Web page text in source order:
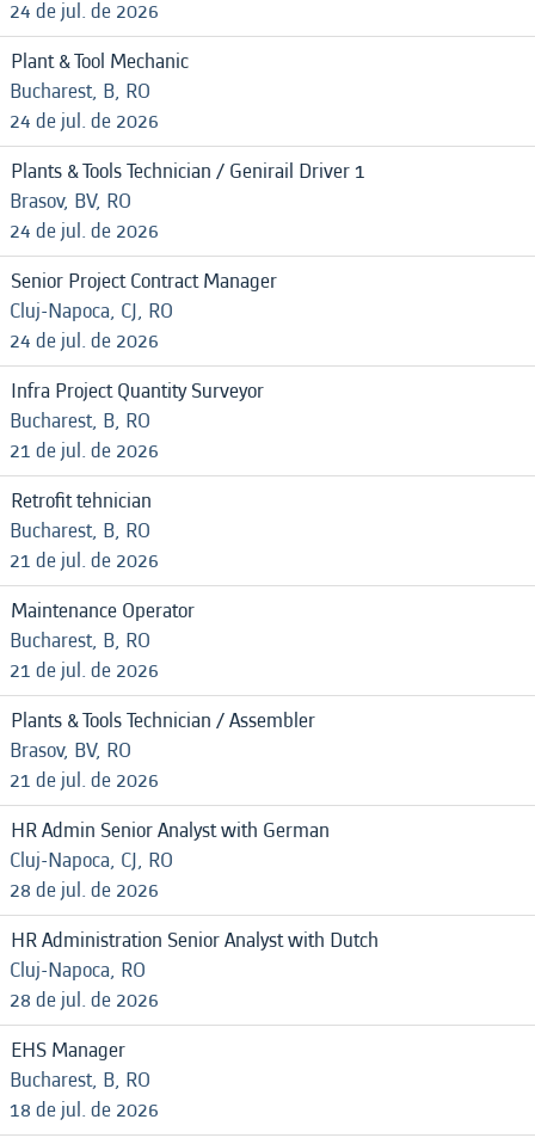
24 de jul. de 2026
Plant & Tool Mechanic
Bucharest, B, RO
24 de jul. de 2026
Plants & Tools Technician / Genirail Driver 1
Brasov, BV, RO
24 de jul. de 2026
Senior Project Contract Manager
Cluj-Napoca, CJ, RO
24 de jul. de 2026
Infra Project Quantity Surveyor
Bucharest, B, RO
21 de jul. de 2026
Retrofit tehnician
Bucharest, B, RO
21 de jul. de 2026
Maintenance Operator
Bucharest, B, RO
21 de jul. de 2026
Plants & Tools Technician / Assembler
Brasov, BV, RO
21 de jul. de 2026
HR Admin Senior Analyst with German
Cluj-Napoca, CJ, RO
28 de jul. de 2026
HR Administration Senior Analyst with Dutch
Cluj-Napoca, RO
28 de jul. de 2026
EHS Manager
Bucharest, B, RO
18 de jul. de 2026